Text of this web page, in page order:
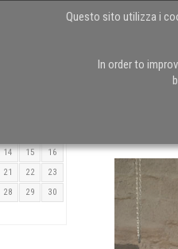
Questo sito utilizza i
In order to
14 15
16
21 22
23
28 29
30
Torna